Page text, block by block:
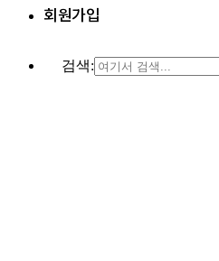
회원가입
검색: